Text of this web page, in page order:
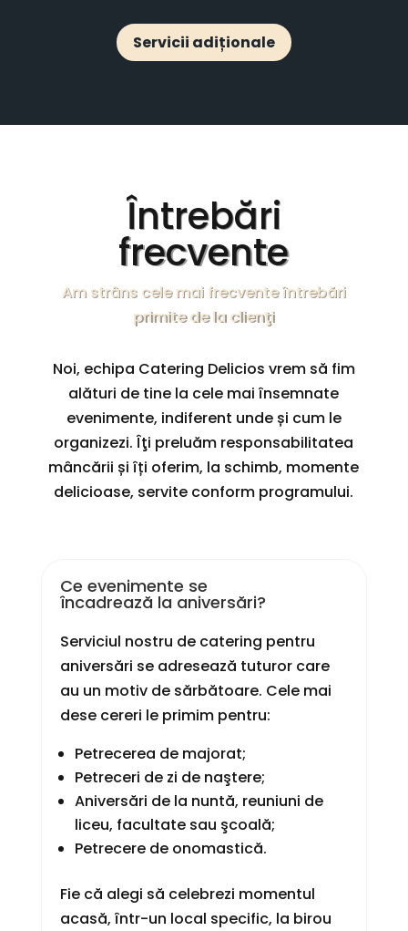
Servicii adiționale
Întrebări
frecvente
Am strâns cele mai frecvente întrebări
primite de la clienţi
Noi, echipa Catering Delicios vrem să fim
alături de tine la cele mai însemnate
evenimente, indiferent unde și cum le
organizezi. Îţi preluăm responsabilitatea
mâncării și îți oferim, la schimb, momente
delicioase, servite conform programului.
Ce evenimente se
încadrează la aniversări?
Serviciul nostru de catering pentru
aniversări se adresează tuturor care
au un motiv de sărbătoare. Cele mai
dese cereri le primim pentru:
Petrecerea de majorat;
Petreceri de zi de naştere;
Aniversări de la nuntă, reuniuni de
liceu, facultate sau şcoală;
Petrecere de onomastică.
Fie că alegi să celebrezi momentul
acasă, într-un local specific, la birou